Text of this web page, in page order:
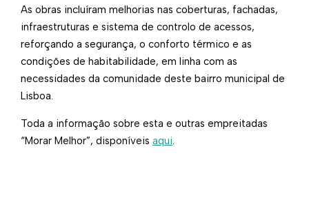
As obras incluíram melhorias nas coberturas, fachadas,
infraestruturas e sistema de controlo de acessos,
reforçando a segurança, o conforto térmico e as
condições de habitabilidade, em linha com as
necessidades da comunidade deste bairro municipal de
Lisboa.
Toda a informação sobre esta e outras empreitadas
“Morar Melhor”, disponíveis aqui.